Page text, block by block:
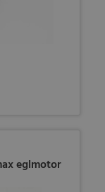
eglmotor